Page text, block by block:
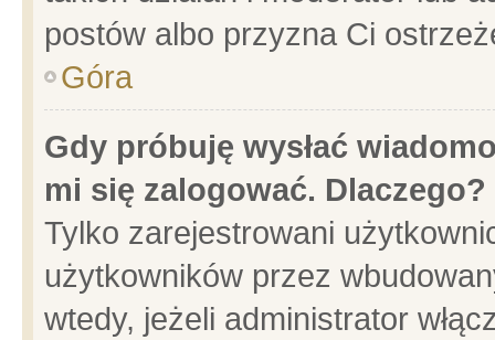
postów albo przyzna Ci
Góra
Gdy próbuję wysłać
mi się zalogować. Dlaczego?
Tylko zarejestrowani
użytkowników przez
wtedy, jeżeli administrator